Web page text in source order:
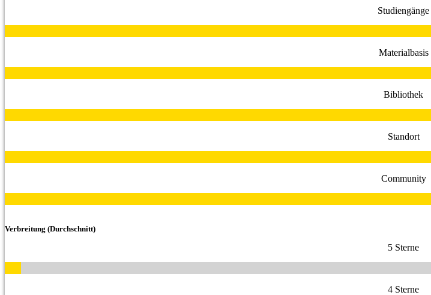
Studiengänge
Materialbasis
Bibliothek
Standort
Community
Verbreitung (Durchschnitt)
5 Sterne
4 Sterne